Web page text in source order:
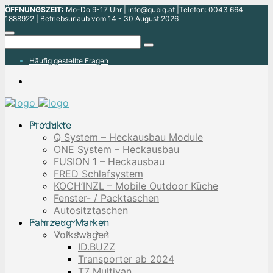
ÖFFNUNGSZEIT: Mo-Do 9-17 Uhr | info@qubiq.at |Telefon: 0043 664
1888922 | Betriebsurlaub vom 14 - 30 August.2026
Häufig gestellte Fragen
Produkte
Q System – Heckausbau Module
ONE System – Heckausbau
FUSION 1 – Heckausbau
FRED Schlafsystem
KOCH’INZL – Mobile Outdoor Küche
Fenster- / Packtaschen
Autositztaschen
Fahrzeug Marken
Volkswagen
ID.BUZZ
Transporter ab 2024